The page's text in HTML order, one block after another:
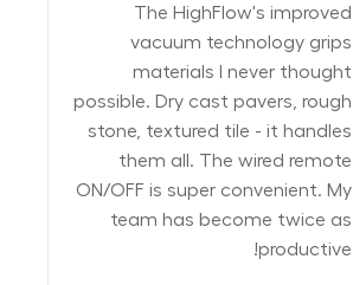
The HighFlow's improved
vacuum technology grips
materials I never thought
possible. Dry cast pavers, rough
stone, textured tile - it handles
them all. The wired remote
ON/OFF is super convenient. My
team has become twice as
productive!